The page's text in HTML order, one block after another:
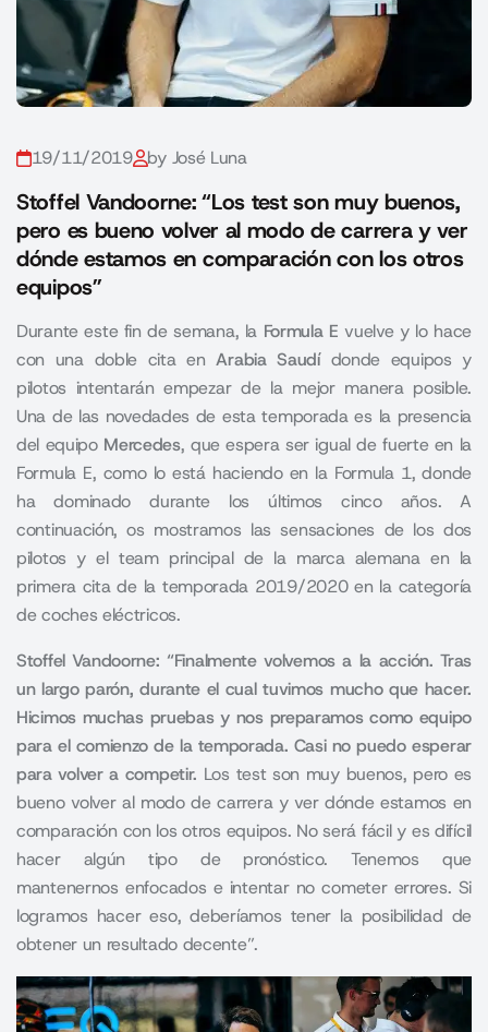
19/11/2019 by José Luna
Stoffel Vandoorne: “Los test son muy buenos,
pero es bueno volver al modo de carrera y ver
dónde estamos en comparación con los otros
equipos”
Durante este fin de semana, la Formula E vuelve y lo hace
con una doble cita enArabia Saudídonde equipos y
pilotos intentarán empezar de la mejor manera posible.
Una de las novedades de esta temporada es la presencia
del equipo Mercedes, que espera ser igual de fuerte en la
Formula E, como lo está haciendo en la Formula 1, donde
ha dominado durante los últimos cinco años. A
continuación, os mostramos las sensaciones de los dos
pilotos y el team principal de la marca alemana en la
primera cita de la temporada 2019/2020 en la categoría
de coches eléctricos.
Stoffel Vandoorne: “Finalmente volvemos a la acción. Tras
un largo parón, durante el cual tuvimos mucho que hacer.
Hicimos muchas pruebas y nos preparamos como equipo
para el comienzo de la temporada. Casi no puedo esperar
para volver a competir. Los test son muy buenos, pero es
bueno volver al modo de carrera y ver dónde estamos en
comparación con los otros equipos. No será fácil y es difícil
hacer algún tipo de pronóstico. Tenemos que
mantenernos enfocados e intentar no cometer errores. Si
logramos hacer eso, deberíamos tener la posibilidad de
obtener un resultado decente”.